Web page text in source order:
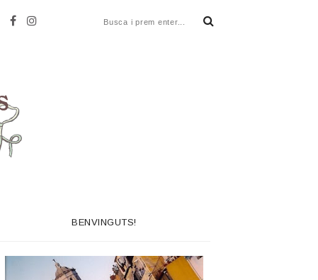
BENVINGUTS!